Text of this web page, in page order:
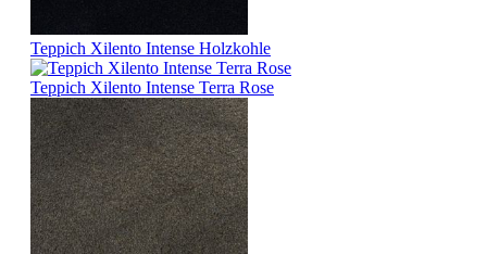
Teppich Xilento Intense Holzkohle
Teppich Xilento Intense Terra Rose